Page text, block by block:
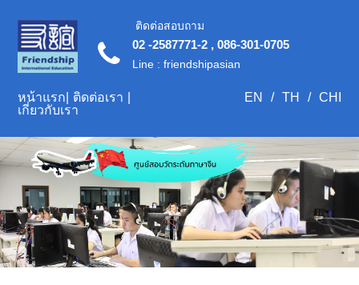
ติดต่อสอบถาม
02 -2587771-2 , 086-301-0705
Line : friendshipasian
หน้าแรก ติดต่อเรา
เกี่ยวกับเรา
EN / TH / CHI